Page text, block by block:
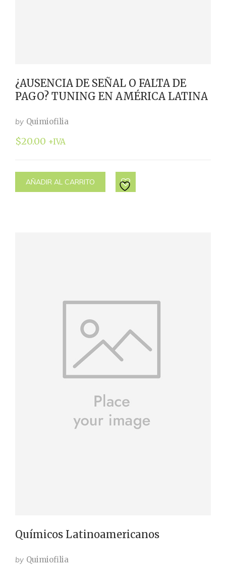
¿AUSENCIA DE SEÑAL O FALTA DE
PAGO? TUNING EN AMÉRICA LATINA
by Quimiofilia
$20.00 +IVA
AÑADIR AL CARRITO
Químicos Latinoamericanos
by Quimiofilia